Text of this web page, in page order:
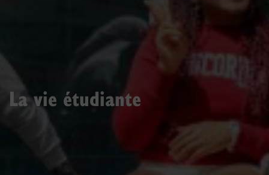
La vie étudiante